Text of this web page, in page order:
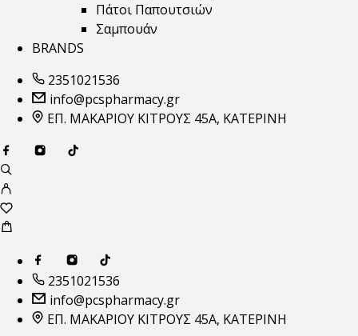
Πάτοι Παπουτσιών
Σαμπουάν
BRANDS
2351021536
info@pcspharmacy.gr
ΕΠ. ΜΑΚΑΡΙΟΥ ΚΙΤΡΟΥΣ 45Α, ΚΑΤΕΡΙΝΗ
2351021536
info@pcspharmacy.gr
ΕΠ. ΜΑΚΑΡΙΟΥ ΚΙΤΡΟΥΣ 45Α, ΚΑΤΕΡΙΝΗ